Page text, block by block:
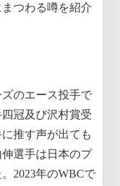
つわる噂を紹介
ズのエース投手で
冠及び沢村賞受
推す声が出ても
選手は日本のプ
2023年のWBCで